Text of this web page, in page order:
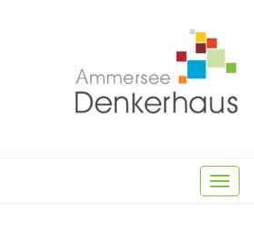
Toggle